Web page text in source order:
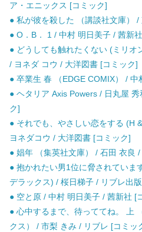
ア・エニックス [コミック]
● 私が彼を殺した （講談社文庫）
● O．B． 1 / 中村 明日美子 / 茜新
● どうしても触れたくない (ミリオ
/ ヨネダ コウ / 大洋図書 [コミック]
● 卒業生 春 （EDGE COMIX） /
● ヘタリア Axis Powers / 日丸屋
ク]
● それでも、やさしい恋をする (H
ヨネダコウ / 大洋図書 [コミック]
● 娼年 （集英社文庫） / 石田 衣良
● 抱かれたい男1位に脅されていま
デラックス) / 桜日梯子 / リブレ出
● 空と原 / 中村 明日美子 / 茜新社 [
● 心中するまで、待っててね。 上
クス） / 市梨 きみ / リブレ [コミッ